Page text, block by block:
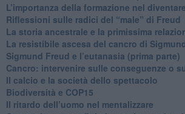
L’importanza della formazione nel
Riflessioni sulle radici del “male” di Freud
​La storia ancestrale e la primissima
​La resistibile ascesa del cancro di
Sigmund Freud e l’eutanasia (prima parte)
Cancro: intervenire sulle conseguenze o
​Il calcio e la società dello spettacolo
Biodiversità e COP15
​Il ritardo dell’uomo nel mentalizzare